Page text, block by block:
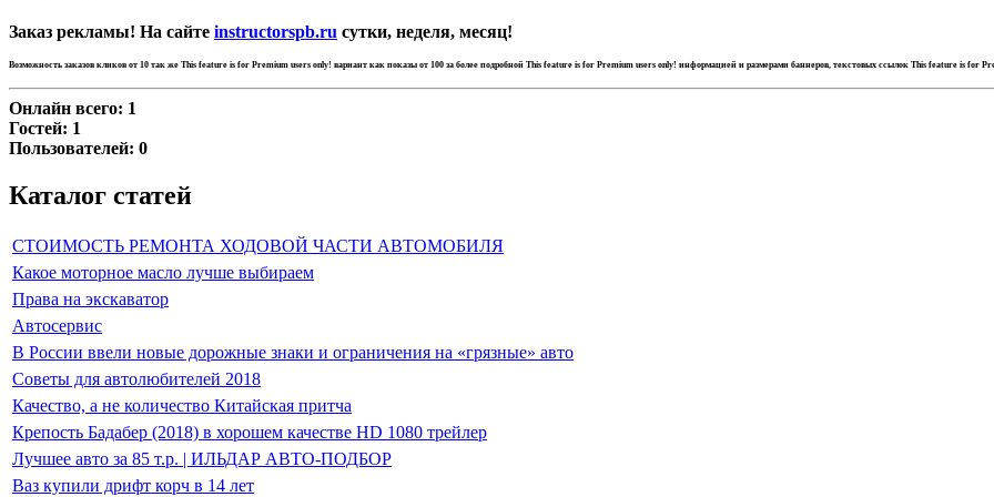
Заказ рекламы! На сайте instructorspb.ru сутки, неделя, месяц!
Возможность заказов кликов от 10 так же This feature is for Premium users only! вариант как показы от 100 за более подробной This feature is for Premium users only! информацией и размерами баннеров, текстовых ссылок This feature is for
Онлайн всего: 1
Гостей: 1
Пользователей: 0
Каталог статей
СТОИМОСТЬ РЕМОНТА ХОДОВОЙ ЧАСТИ АВТОМОБИЛЯ
Какое моторное масло лучше выбираем
Права на экскаватор
Автосервис
В России ввели новые дорожные знаки и ограничения на «грязные» авто
Советы для автолюбителей 2018
Качество, а не количество Китайская притча
Крепость Бадабер (2018) в хорошем качестве HD 1080 трейлер
Лучшее авто за 85 т.р. | ИЛЬДАР АВТО-ПОДБОР
Ваз купили дрифт корч в 14 лет